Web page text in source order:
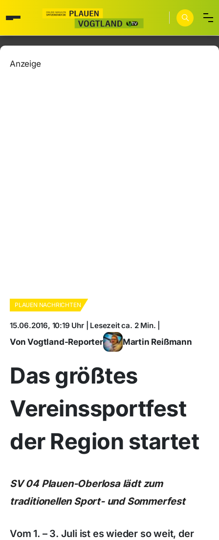
Anzeige
PLAUEN NACHRICHTEN
15.06.2016, 10:19 Uhr | Lesezeit ca. 2 Min. |
Von Vogtland-Reporter Martin Reißmann
Das größtes
Vereinssportfest
der Region startet
SV 04 Plauen-Oberlosa lädt zum
traditionellen Sport- und Sommerfest
Vom 1. – 3. Juli ist es wieder so weit, der